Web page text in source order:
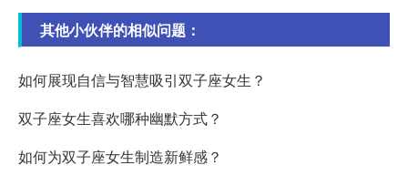
其他小伙伴的相似问题：
如何展现自信与智慧吸引双子座女生？
双子座女生喜欢哪种幽默方式？
如何为双子座女生制造新鲜感？